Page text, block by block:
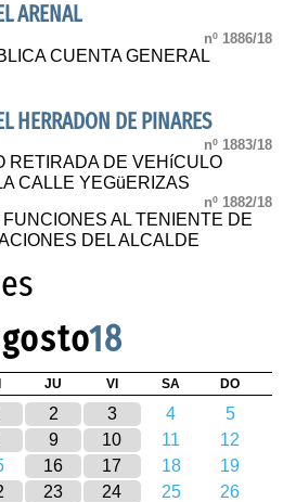
ARENAL
nº 1886/18
CUENTA GENERAL
HERRADON DE PINARES
nº 1883/18
RETIRADA DE VEHíCULO
CALLE YEGüERIZAS
nº 1882/18
AL TENIENTE DE
DEL ALCALDE
18
JU VI SA DO
2 3 4
5
9 10 11
12
16 17 18
19
23 24 25
26